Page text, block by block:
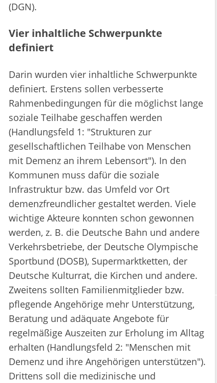
(DGN).
Vier inhaltliche Schwerpunkte
definiert
Darin wurden vier inhaltliche Schwerpunkte
definiert. Erstens sollen verbesserte
Rahmenbedingungen für die möglichst lange
soziale Teilhabe geschaffen werden
(Handlungsfeld 1: "Strukturen zur
gesellschaftlichen Teilhabe von Menschen
mit Demenz an ihrem Lebensort"). In den
Kommunen muss dafür die soziale
Infrastruktur bzw. das Umfeld vor Ort
demenzfreundlicher gestaltet werden. Viele
wichtige Akteure konnten schon gewonnen
werden, z. B. die Deutsche Bahn und andere
Verkehrsbetriebe, der Deutsche Olympische
Sportbund (DOSB), Supermarktketten, der
Deutsche Kulturrat, die Kirchen und andere.
Zweitens sollten Familienmitglieder bzw.
pflegende Angehörige mehr Unterstützung,
Beratung und adäquate Angebote für
regelmäßige Auszeiten zur Erholung im Alltag
erhalten (Handlungsfeld 2: "Menschen mit
Demenz und ihre Angehörigen unterstützen").
Drittens soll die medizinische und